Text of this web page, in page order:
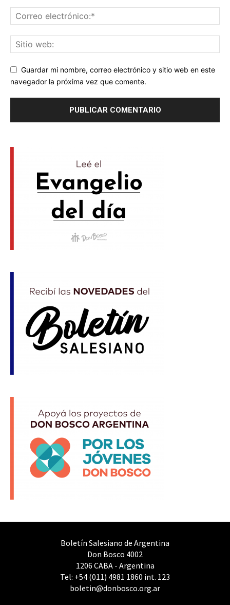
Guardar mi nombre, correo electrónico y sitio web en este
navegador la próxima vez que comente.
Boletín Salesiano de Argentina
Don Bosco 4002
1206 CABA - Argentina
Tel: +54 (011) 4981 1860 int. 123
boletin@donbosco.org.ar